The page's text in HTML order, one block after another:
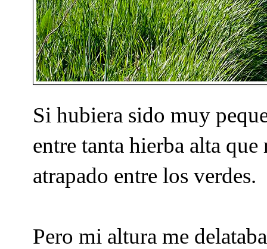
Si hubiera sido muy
entre tanta hierba alta
atrapado entre los verdes.
Pero mi altura me